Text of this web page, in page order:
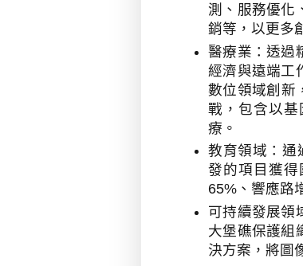
測、服務優化
銷等，以更多
醫療業：透過
經濟與遠端工
數位領域創新
戰，包含以
療。
教育領域：通
發的項目獲
65% 、響應路
可持續發展領
大堡礁保護組
決方案，將圖